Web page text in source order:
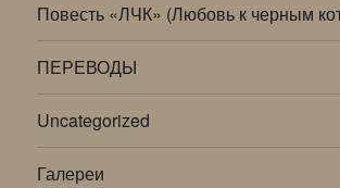
Повесть «ЛЧК» (Любовь к черным
ПЕРЕВОДЫ
Uncategorized
Галереи